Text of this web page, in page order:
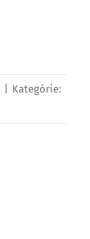
Kategórie: